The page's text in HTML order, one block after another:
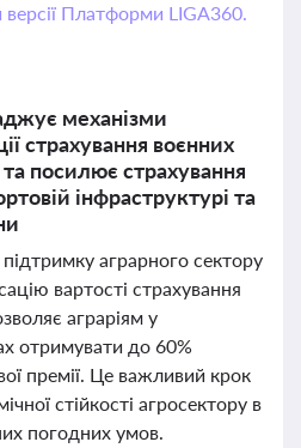
версії Платформи LIGA360.
механізми
страхування воєнних
та посилює страхування
інфраструктурі та
аграрного сектору
вартості страхування
аграріям у
отримувати до 60%
премії. Це важливий крок
стійкості агросектору в
погодних умов.